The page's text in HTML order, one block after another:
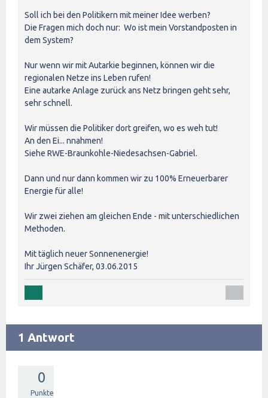
Soll ich bei den Politikern mit meiner Idee werben?
Die Fragen mich doch nur: Wo ist mein Vorstandposten in
dem System?
Nur wenn wir mit Autarkie beginnen, können wir die
regionalen Netze ins Leben rufen!
Eine autarke Anlage zurück ans Netz bringen geht sehr,
sehr schnell.
Wir müssen die Politiker dort greifen, wo es weh tut!
An den Ei... nnahmen!
Siehe RWE-Braunkohle-Niedesachsen-Gabriel.
Dann und nur dann kommen wir zu 100% Erneuerbarer
Energie für alle!
Wir zwei ziehen am gleichen Ende - mit unterschiedlichen
Methoden.
Mit täglich neuer Sonnenenergie!
Ihr Jürgen Schäfer, 03.06.2015
1 Antwort
0
Punkte